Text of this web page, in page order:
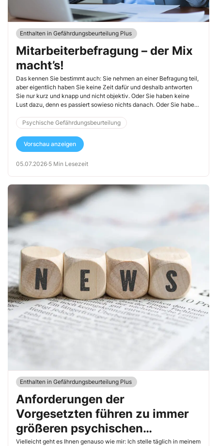
Enthalten in Gefährdungsbeurteilung Plus
Mitarbeiterbefragung – der Mix
macht’s!
Das kennen Sie bestimmt auch: Sie nehmen an einer Befragung teil,
aber eigentlich haben Sie keine Zeit dafür und deshalb antworten
Sie nur kurz und knapp und nicht objektiv. Oder Sie haben keine
Lust dazu, denn es passiert sowieso nichts danach. Oder Sie haben
haben könnten. Mit anderen Worten: Die Befragung wird nicht zu
einem objektiven Bild führen, was ja eigentlich das Ziel sein sollte.
Genau so passiert es bei der psychischen Gefährdungsbeurteilung:
Viele Befragungen führen aufgrund einer mangelnden Vorbereitung
Arbeitsplatz zu tun haben. In diesem Artikel zeige ich Ihnen, wie Sie
dem als Sifa entgegentreten können.
Psychische Gefährdungsbeurteilung
Vorschau anzeigen
05.07.2026·5 Min Lesezeit
Enthalten in Gefährdungsbeurteilung Plus
Anforderungen der
Vorgesetzten führen zu immer
größeren psychischen
Belastungen
Vielleicht geht es Ihnen genauso wie mir: Ich stelle täglich in meinem